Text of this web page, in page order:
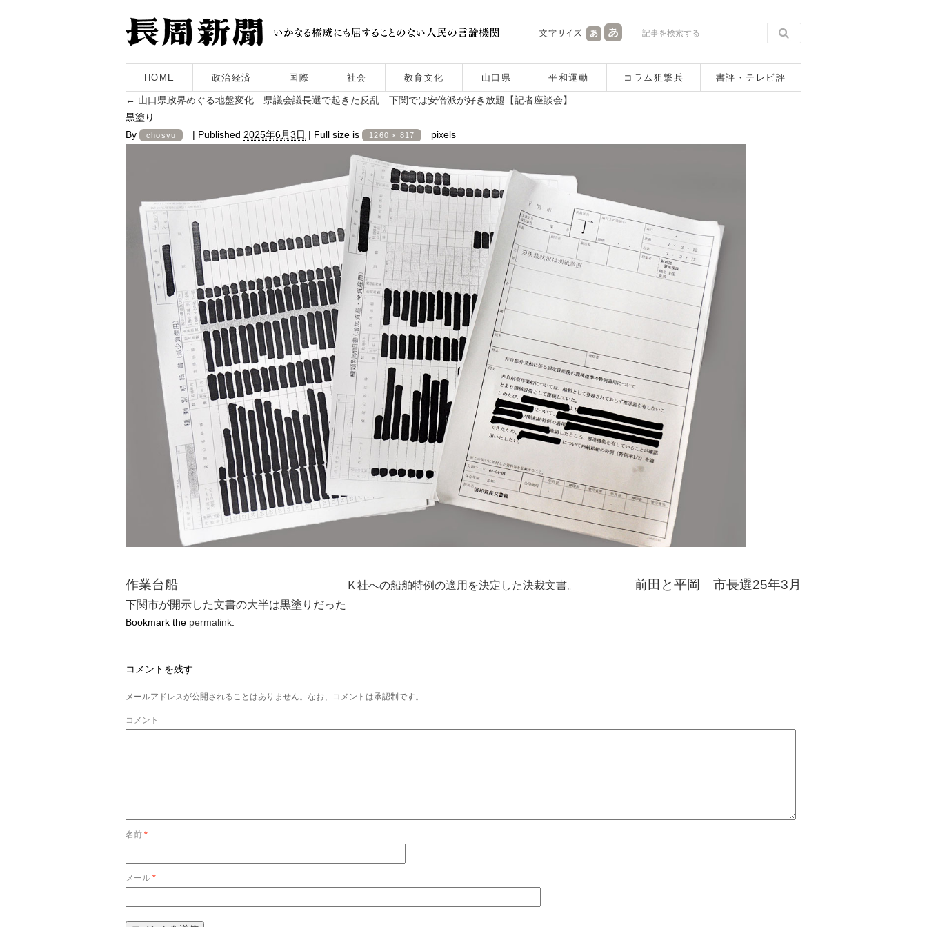
HOME 政治経済 国際 社会 教育文化 山口県 平和運動 コラム狙撃兵 書評・テレビ評
← 山口県政界めぐる地盤変化 県議会議長選で起きた反乱 下関では安倍派が好き放題【記者座談会】
黒塗り
By
chosyu | Published 2025年6月3日 | Full size is 1260 × 817 pixels
作業台船 前田と平岡 市長選25年3月
Ｋ社への船舶特例の適用を決定した決裁文書。
下関市が開示した文書の大半は黒塗りだった
Bookmark the permalink
コメントを残す
メールアドレスが公開されることはありません。なお、コメントは承認制です。
コメント
名前 *
メール *